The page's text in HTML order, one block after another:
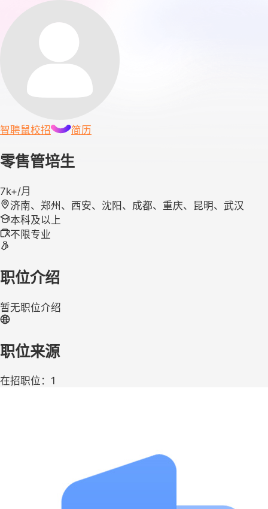
智聘鼠校招 简历
零售管培生
7k+/月
济南、郑州、西安、沈阳、成都、重庆、昆明、武汉
本科及以上
不限专业
职位介绍
暂无职位介绍
职位来源
在招职位：1